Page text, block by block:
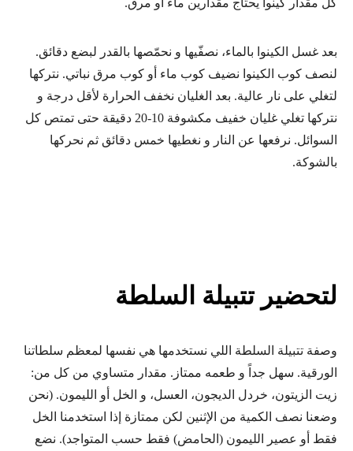
كل مقدار كينوا يحتاج مقدارين ماء أو مرق.
بعد غسل الكينوا بالماء، نصفّيها و نحمّصها بالقدر لبضع دقائق.
لنصف كوب الكينوا نضيف كوب ماء أو كوب مرق نباتي. نتركها
لتغلي على نار عالية. بعد الغليان نخفف الحرارة لأقل درجة و
نتركها تغلي غليان خفيف مكشوفة 10-20 دقيقة حتى تمتص كل
السوائل. نرفعها عن النار و نغطيها خمس دقائق ثم نحركها
بالشوكة.
لتحضير تتبيلة السلطة
وصفة تتبيلة السلطة اللي نستخدمها هي نفسها لمعظم سلطاتنا
الورقية. سهل جداً و طعمه ممتاز. مقدار متساوي من كل من:
زيت الزيتون، خردل الديجون، العسل، و الخل أو الليمون. (نحن
وضعنا نصف الكمية من الإثنين لكن ممتازة إذا استخدمنا الخل
فقط أو عصير الليمون (الحامض) فقط حسب المتواجد). نضع